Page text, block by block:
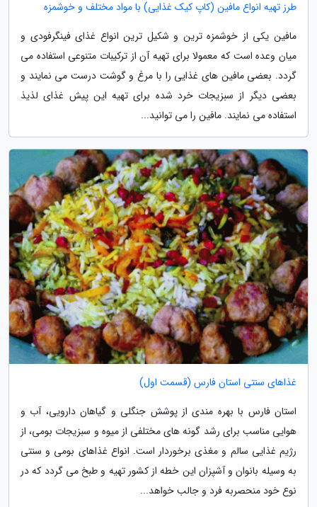
طرز تهیه انواع مافین (کاپ کیک غذایی) با مواد مختلف و خوشمزه
مافین یکی از خوشمزه ترین و شکیل ترین انواع غذای فینگرفودی و
میان وعده است که معمولا برای تهیه آن از ترکیبات متنوعی استفاده می
گردد. بعضی مافین های غذایی را با مرغ و گوشت درست می نمایند و
بعضی دیگر از سبزیجات خرد شده برای تهیه این پیش غذای لذیذ
استفاده می نمایند. مافین را می توانید...
غذاهای سنتی استان فارس (قسمت اول)
استان فارس با بهره مندی از پوشش جنگلی و گیاهان دارویی، آب و
هوایی مناسب برای رشد گونه های مختلفی از میوه و سبزیجات بومی، از
رژیم غذایی سالم و مغذی برخوردار است. انواع غذاهای بومی و سنتی
به وسیله بانوان و آشپزان این خطه از کشور تهیه و طبخ می گردد که در
نوع خود منحصربه فرد و جالب خواهد...